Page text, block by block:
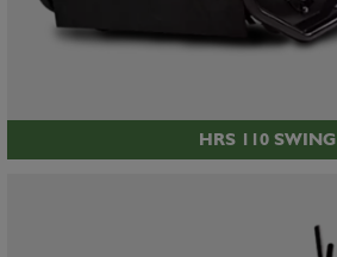
HRS 110 SWING